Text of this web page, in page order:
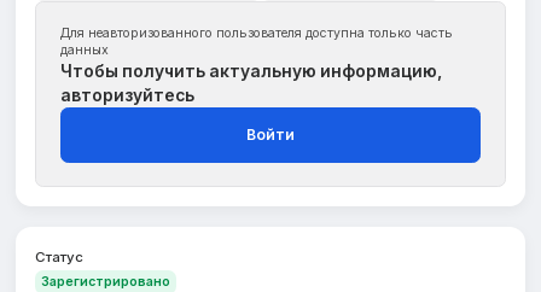
Для неавторизованного пользователя доступна только часть
данных
Чтобы получить актуальную информацию,
авторизуйтесь
Войти
Статус
Зарегистрировано